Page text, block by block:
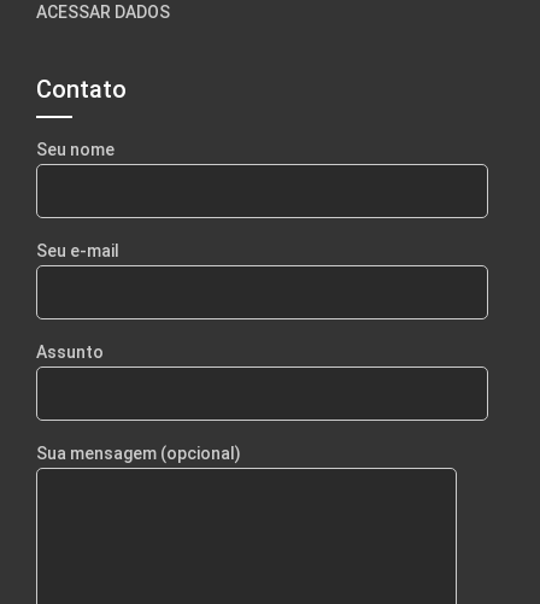
ACESSAR DADOS
Contato
Seu nome
Seu e-mail
Assunto
Sua mensagem (opcional)